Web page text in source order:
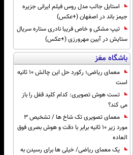
استایل جالب مدل روس فیلم ایرانی جزیره
جیمز باند در اصفهان (+عکس)
تیپ مشکی و خاص فریبا نادری ستاره سریال
ستایش در آیین مهرورزی (+عکس)
باشگاه مغز
معمای ریاضی؛ رکورد حل این چالش 10 ثانیه
است
تست هوش تصویری: کدام کلید قفل را باز
می کند؟
معمای تصویری تک شاخ ها / تشخیص 3
مورد زیر 10 ثانیه برابر با دقت و هوش بصری فوق
العاده
یک معمای ریاضی/ خیلی ها برای رسیدن به